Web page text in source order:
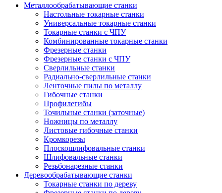
Металлообрабатывающие станки
Настольные токарные станки
Универсальные токарные станки
Токарные станки с ЧПУ
Комбинированные токарные станки
Фрезерные станки
Фрезерные станки с ЧПУ
Сверлильные станки
Радиально-сверлильные станки
Ленточные пилы по металлу
Гибочные станки
Профилегибы
Точильные станки (заточные)
Ножницы по металлу
Листовые гибочные станки
Кромкорезы
Плоскошлифовальные станки
Шлифовальные станки
Резьбонарезные станки
Деревообрабатывающие станки
Токарные станки по дереву